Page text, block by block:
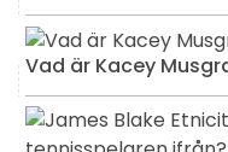
Vad är Kacey